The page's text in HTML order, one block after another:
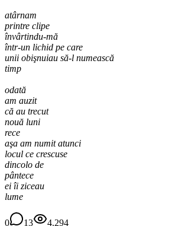
atârnam
printre clipe
învârtindu-mă
într-un lichid pe care
unii obişnuiau să-l numească
timp
odată
am auzit
că au trecut
nouă luni
rece
aşa am numit atunci
locul ce crescuse
dincolo de
pântece
ei îi ziceau
lume
0 13
4.294